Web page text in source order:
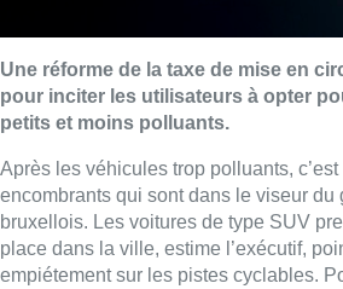
Une réforme de la taxe de mise en
pour inciter les utilisateurs à opter
petits et moins polluants.
Après les véhicules trop polluants,
encombrants qui sont dans le viseur du
bruxellois. Les voitures de type SUV
place dans la ville, estime l’exécutif,
empiétement sur les pistes cyclables.